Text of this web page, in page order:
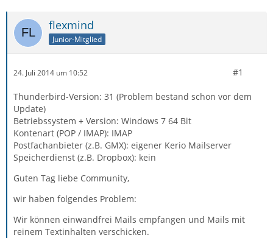
flexmind
Junior-Mitglied
24. Juli 2014 um 10:52 #1
Thunderbird-Version: 31 (Problem bestand schon vor dem
Update)
Betriebssystem + Version: Windows 7 64 Bit
Kontenart (POP / IMAP): IMAP
Postfachanbieter (z.B. GMX): eigener Kerio Mailserver
Speicherdienst (z.B. Dropbox): kein
Guten Tag liebe Community,
wir haben folgendes Problem:
Wir können einwandfrei Mails empfangen und Mails mit
reinem Textinhalten verschicken.